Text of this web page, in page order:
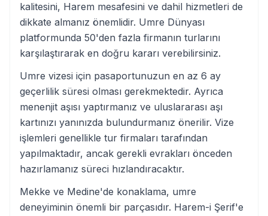
kalitesini, Harem mesafesini ve dahil hizmetleri de
dikkate almanız önemlidir. Umre Dünyası
platformunda 50'den fazla firmanın turlarını
karşılaştırarak en doğru kararı verebilirsiniz.
Umre vizesi için pasaportunuzun en az 6 ay
geçerlilik süresi olması gerekmektedir. Ayrıca
menenjit aşısı yaptırmanız ve uluslararası aşı
kartınızı yanınızda bulundurmanız önerilir. Vize
işlemleri genellikle tur firmaları tarafından
yapılmaktadır, ancak gerekli evrakları önceden
hazırlamanız süreci hızlandıracaktır.
Mekke ve Medine'de konaklama, umre
deneyiminin önemli bir parçasıdır. Harem-i Şerif'e